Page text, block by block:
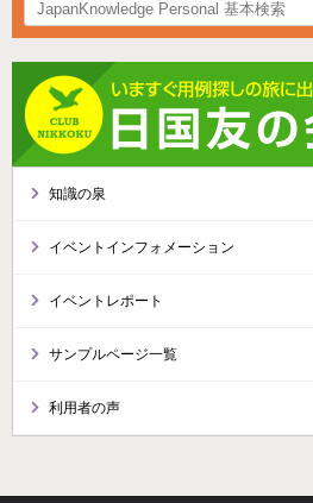
知識の泉
イベントインフォメーション
イベントレポート
サンプルページ一覧
利用者の声